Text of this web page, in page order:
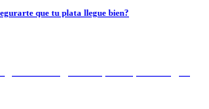
que tu plata llegue bien?